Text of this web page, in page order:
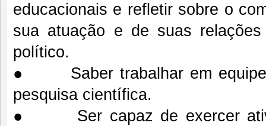
educacionais e refletir sobre o
sua atuação e de suas
político.
● Saber trabalhar em equipe
pesquisa científica.
● Ser capaz de exercer